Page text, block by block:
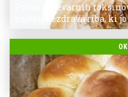
Polna je nevarnih
najbolj nezdrava riba, ki